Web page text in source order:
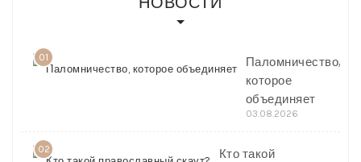
01
Паломничество,
которое
объединяет
03.08.2026
02
Кто такой